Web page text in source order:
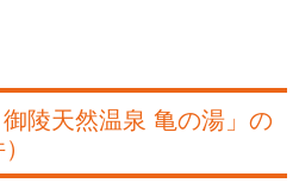
御陵天然温泉 亀の湯」の